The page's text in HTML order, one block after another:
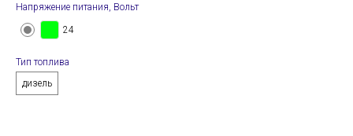
Напряжение питания, Вольт
24
Тип топлива
дизель